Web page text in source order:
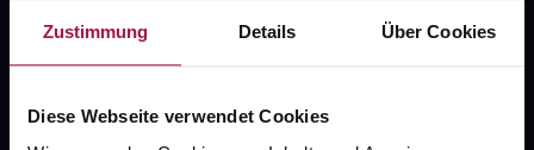
Zustimmung Details Über Cookies
Diese Webseite verwendet Cookies
gesund.de